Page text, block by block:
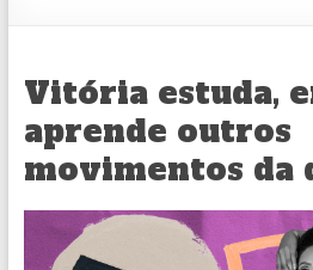
Vitória estuda,
aprende outros
movimentos da